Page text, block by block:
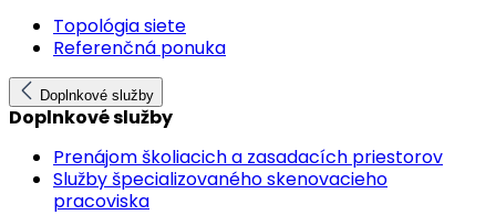
Topológia siete
Referenčná ponuka
Doplnkové služby
Doplnkové služby
Prenájom školiacich a zasadacích priestorov
Služby špecializovaného skenovacieho
pracoviska